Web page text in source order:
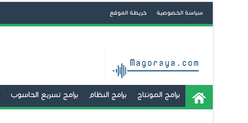
خريطة الموقع سياسة الخصوصية
برامج المونتاج برامج النظام برامج تسريع الحاسوب